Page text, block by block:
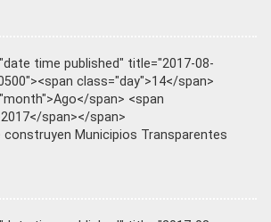
time published" title="2017-08-
class="day">14</span>
span> <span
span></span>
construyen Municipios Transparentes